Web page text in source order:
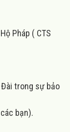
Pháp ( CTS
Đài trong sự bảo
bạn).